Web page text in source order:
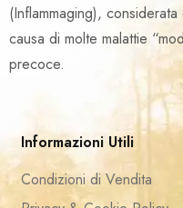
(Inflammaging),
causa di molte malattie
precoce.
Informazioni Utili
Condizioni di Vendita